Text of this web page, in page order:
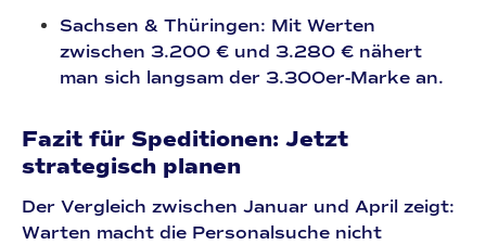
Sachsen & Thüringen: Mit Werten
zwischen3.200 € und 3.280 € nähert
man sich langsam der 3.300er-Marke an.
Fazit für Speditionen: Jetzt
strategisch planen
Der Vergleich zwischen Januar und April zeigt:
Warten macht die Personalsuche nicht